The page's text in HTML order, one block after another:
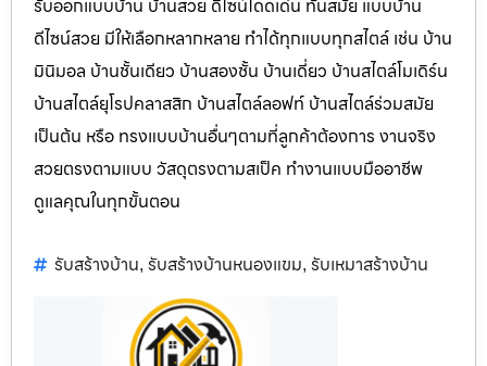
รับออกแบบบ้าน บ้านสวย ดีไซน์โดดเด่น ทันสมัย แบบบ้าน
ดีไซน์สวย มีให้เลือกหลากหลาย ทำได้ทุกแบบทุกสไตล์ เช่น บ้าน
มินิมอล บ้านชั้นเดียว บ้านสองชั้น บ้านเดี่ยว บ้านสไตล์โมเดิร์น
บ้านสไตล์ยุโรปคลาสสิก บ้านสไตล์ลอฟท์ บ้านสไตล์ร่วมสมัย
เป็นต้น หรือ ทรงแบบบ้านอื่นๆตามที่ลูกค้าต้องการ งานจริง
สวยตรงตามแบบ วัสดุตรงตามสเป็ค ทำงานแบบมืออาชีพ
ดูแลคุณในทุกขั้นตอน
รับสร้างบ้าน, รับสร้างบ้านหนองแขม, รับเหมาสร้างบ้าน